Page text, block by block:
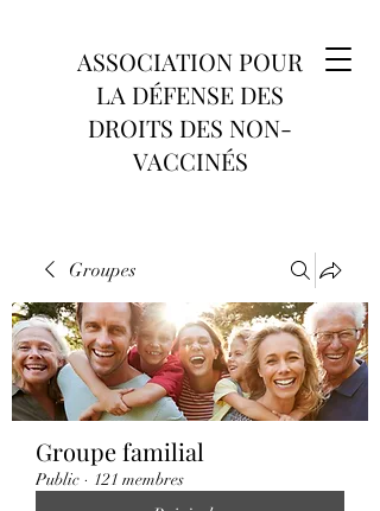
ASSOCIATION POUR
LA DÉFENSE DES
DROITS DES NON-
VACCINÉS
Groupes
Groupe familial
Public · 121 membres